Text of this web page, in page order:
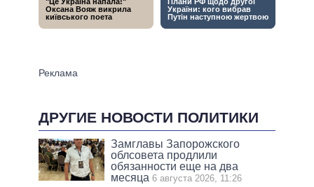
ДРУГИЕ НОВОСТИ ПОЛИТИКИ
Замглавы Запорожского
облсовета продлили
обязанности еще на два
месяца 6 августа 2026, 11:26